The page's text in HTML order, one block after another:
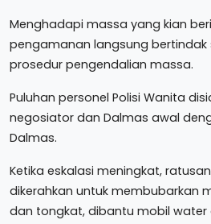
Menghadapi massa yang kian
pengamanan langsung bertindak
prosedur pengendalian massa.
Puluhan personel Polisi Wanita
negosiator dan Dalmas awal
Dalmas.
Ketika eskalasi meningkat,
dikerahkan untuk membubarkan
dan tongkat, dibantu mobil water